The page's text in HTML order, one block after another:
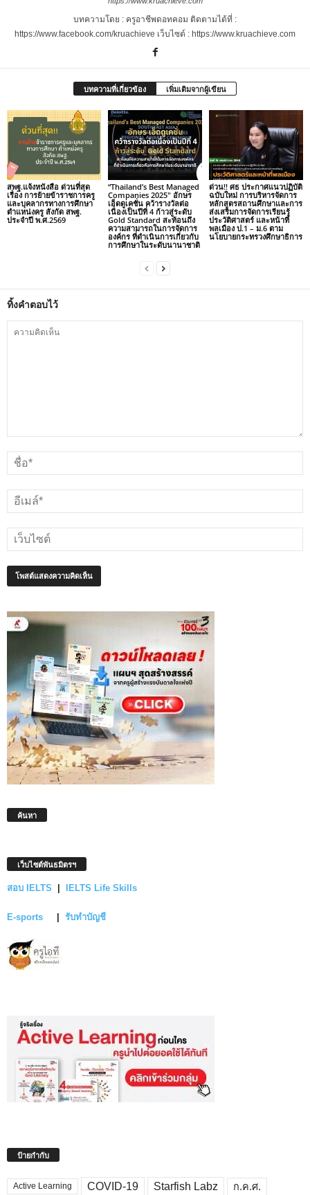
บทความโดย : ครูอาชีพดอทคอม ติดตามได้ที่ :
https://www.facebook.com/kruachieve เว็บไซต์ : https://www.kruachieve.com
บทความที่เกี่ยวข้อง เพิ่มเติมจากผู้เขียน
สพฐ.แจ้งหนังสือ ด่วนที่สุด
เรื่อง การย้ายข้าราชการครู
และบุคลากรทางการศึกษา
ตำแหน่งครู สังกัด สพฐ.
ประจำปี พ.ศ.2569
“Thailand’s Best Managed
Companies 2025″ อักษร
เอ็ดดูเคชั่น คว้ารางวัลต่อ
เนื่องเป็นปีที่ 4 ก้าวสู่ระดับ
Gold Standard สะท้อนถึง
ความสามารถในการจัดการ
องค์กร ที่ดำเนินการเกี่ยวกับ
การศึกษาในระดับนานาชาติ
ด่วน!! ศธ ประกาศแนวปฏิบัติ
ฉบับใหม่ การบริหารจัดการ
หลักสูตรสถานศึกษาและการ
ส่งเสริมการจัดการเรียนรู้
ประวัติศาสตร์ และหน้าที่
พลเมือง ป.1 – ม.6 ตาม
นโยบายกระทรวงศึกษาธิการ
ทิ้งคำตอบไว้
ค้นหา
เว็บไซต์พันธมิตรฯ
สอบ IELTS IELTS Life Skills
E-sports รับทำบัญชี
ป้ายกำกับ
Active Learning COVID-19 Starfish Labz ก.ค.ศ.